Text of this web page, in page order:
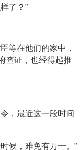
了？”
等在他们的家中，
查证，也经得起推
，最近这一段时间
候，难免有万一。”